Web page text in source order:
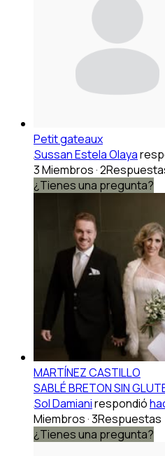
Petit gateaux
Sussan Estela Olaya
3 Miembros·
¿Tienes una pregunta?
MARTÍNEZ CASTILLO
SABLÉ BRETON SIN
Sol Damianirespondió
Miembros·3Respuestas
¿Tienes una pregunta?